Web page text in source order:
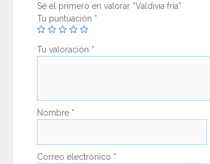
Sé el primero en valorar “Valdivia fría”
Tu puntuación *
Tu valoración *
Nombre *
Correo electrónico *